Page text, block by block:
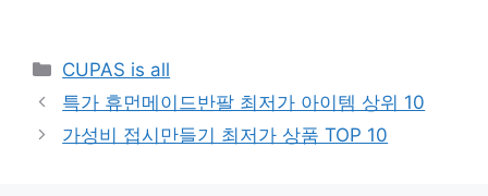
Categories
CUPAS is all
특가 휴먼메이드반팔 최저가 아이템 상위 10
가성비 접시만들기 최저가 상품 TOP 10